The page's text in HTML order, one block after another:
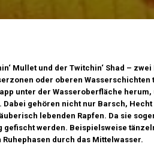
Mullet und der Twitchin‘ Shad –
oder oberen
unter der Wasseroberfläche
Dabei gehören nicht nur Barsch,
lebenden Rapfen. Da sie
gefischt werden. Beispielsweise
Ruhephasen durch das Mittelwasser.